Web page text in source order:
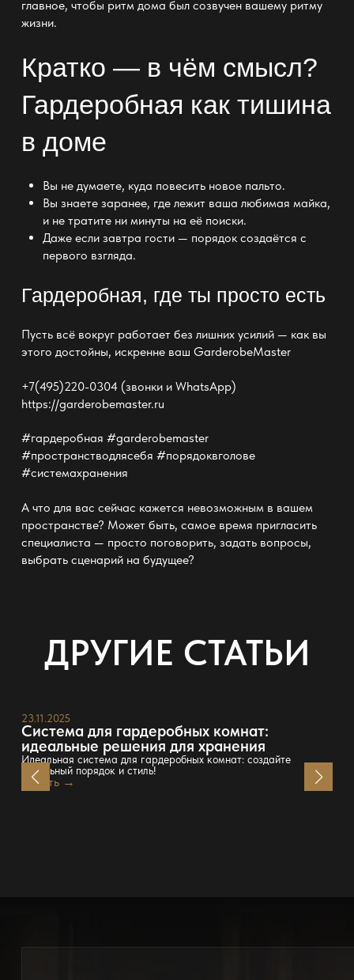
главное, чтобы ритм дома был созвучен вашему ритму
жизни.
Кратко — в чём смысл?
Гардеробная как тишина
в доме
Вы не думаете, куда повесить новое пальто.
Вы знаете заранее, где лежит ваша любимая майка,
и не тратите ни минуты на её поиски.
Даже если завтра гости — порядоксоздаётся с
первого взгляда.
Гардеробная, где ты просто есть
Пусть всё вокруг работает без лишних усилий — как вы
этого достойны, искренне ваш GarderobeMaster
+7(495)220-0304 (звонки и WhatsApp)
https://garderobemaster.ru
#гардеробная #garderobemaster
#пространстводлясебя #порядоквголове
#системахранения
А что для вас сейчас кажется невозможным в вашем
пространстве? Может быть, самое время пригласить
специалиста — просто поговорить, задать вопросы,
выбрать сценарий на будущее?
ДРУГИЕ СТАТЬИ
23.11.2025
Система для гардеробных комнат:
идеальные решения для хранения
Идеальная система для гардеробных комнат: создайте
идеальный порядок и стиль!
Читать →